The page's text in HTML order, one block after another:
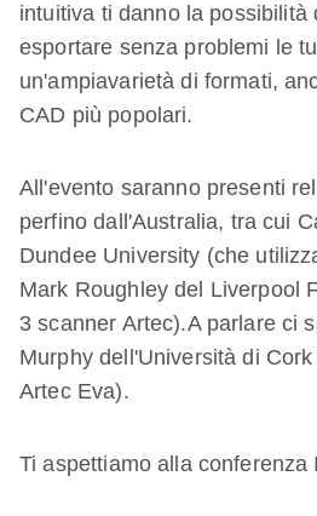
intuitiva ti danno la possibilità
esportare senza problemi le
un'ampiavarietà di formati,
CAD più popolari.
All'evento saranno presenti
perfino dall'Australia, tra cui
Dundee University (che
Mark Roughley del Liverpool
3 scanner Artec).A parlare ci
Murphy dell'Università di
Artec Eva).
Ti aspettiamo alla conferenza